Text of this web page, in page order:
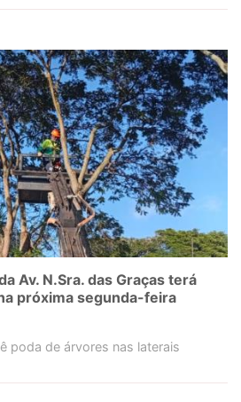
Av. N.Sra. das Graças terá
próxima segunda-feira
poda de árvores nas laterais